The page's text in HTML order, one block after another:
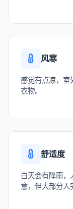
风寒
感觉有点凉，室
衣物。
舒适度
白天会有降雨，
意，但大部分人